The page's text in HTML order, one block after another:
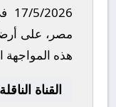
17/5/2026
مصر، على
هذه المواجهة
القناة